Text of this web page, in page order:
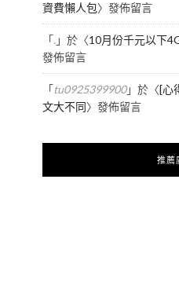
資費懶人包〉發佈留言
「.」於〈10月份千元以下
發佈留言
「tu0925399900」於〈[心
文大不同〉發佈留言
推薦